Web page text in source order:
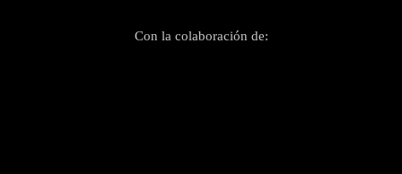
Con la colaboración de: